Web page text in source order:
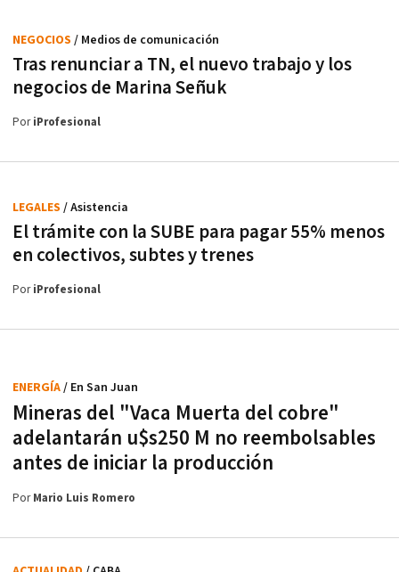
Tras renunciar a TN, el nuevo trabajo y los
negocios de Marina Señuk
NEGOCIOS / Medios de comunicación
PoriProfesional
El trámite con la SUBE para pagar 55% menos
en colectivos, subtes y trenes
LEGALES / Asistencia
PoriProfesional
Mineras del "Vaca Muerta del cobre"
adelantarán u$s250 M no reembolsables
antes de iniciar la producción
ENERGÍA/ En San Juan
PorMario Luis Romero